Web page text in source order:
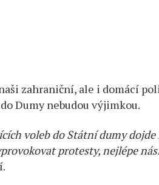
zahraniční, ale i domácí
Dumy nebudou výjimkou.
voleb do Státní dumy
protesty, nejlépe